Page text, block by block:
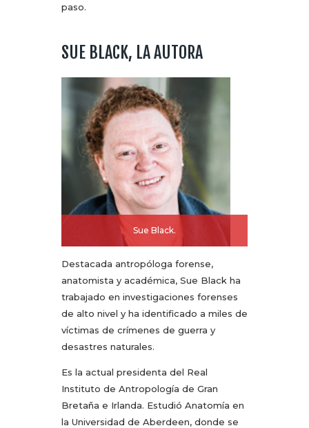
paso.
SUE BLACK, LA AUTORA
Sue Black.
Destacada antropóloga forense,
anatomista y académica, Sue Black ha
trabajado en investigaciones forenses
de alto nivel y ha identificado a miles de
víctimas de crímenes de guerra y
desastres naturales.
Es la actual presidenta del Real
Instituto de Antropología de Gran
Bretaña e Irlanda. Estudió Anatomía en
la Universidad de Aberdeen, donde se